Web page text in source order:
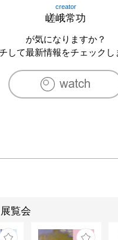
creator
嵯峨常功
が気になりますか？
して最新情報をチェックし
覧会